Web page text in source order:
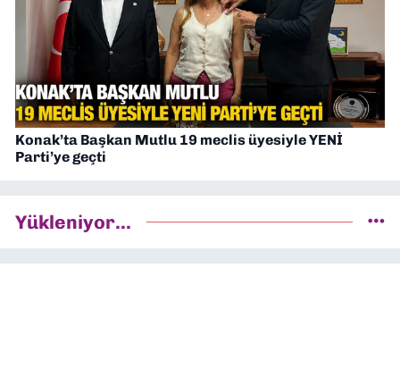
Konak’ta Başkan Mutlu 19 meclis üyesiyle YENİ
Parti’ye geçti
Yükleniyor...